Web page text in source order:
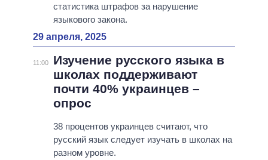
статистика штрафов за нарушение
языкового закона.
29 апреля, 2025
11:00
Изучение русского языка в
школах поддерживают
почти 40% украинцев –
опрос
38 процентов украинцев считают, что
русский язык следует изучать в школах на
разном уровне.